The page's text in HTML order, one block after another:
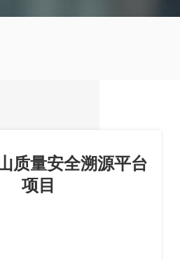
质量安全溯源平台
项目